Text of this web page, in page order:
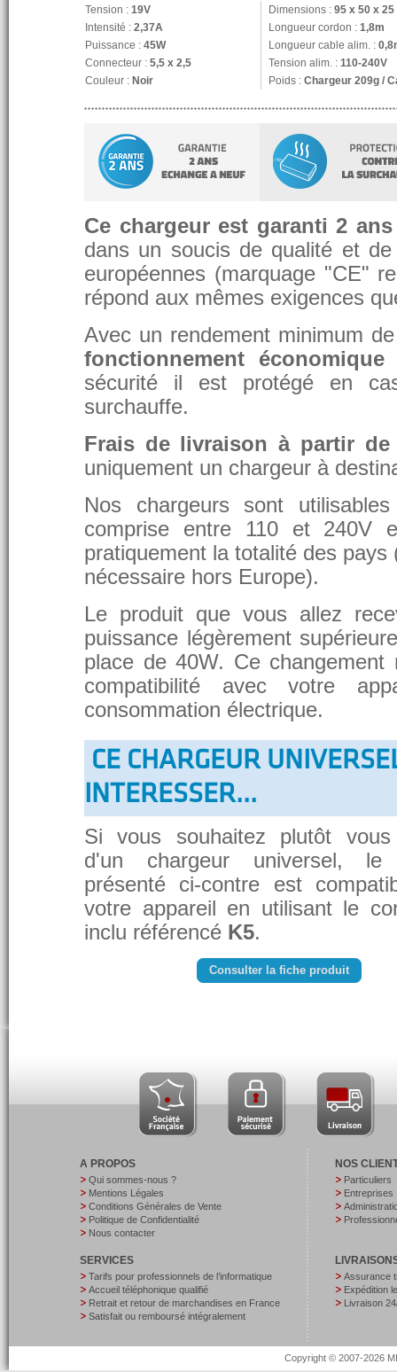
Tension : 19V Dimensions : 95 x 50 x 25
Intensité : 2,37A Longueur cordon : 1,8m
Puissance : 45W Longueur cable alim. :
Connecteur : 5,5 x 2,5 Tension alim. : 110-240V
Couleur : Noir Poids : Chargeur 209g /
Ce chargeur est garanti 2 ans
dans un soucis de qualité et
européennes (marquage "CE"
répond aux mêmes exigences
Avec un rendement minimum
fonctionnement
sécurité il est protégé en
surchauffe.
Frais de livraison à partir de
uniquement un chargeur à
Nos chargeurs sont
comprise entre 110 et 240V
pratiquement la totalité des
nécessaire hors Europe).
Le produit que vous allez
puissance légèrement
place de 40W. Ce
compatibilité avec votre
consommation électrique.
CE CHARGEUR
INTERESSER...
Si vous souhaitez plutôt vous
d'un chargeur universel, le
présenté ci-contre est
votre appareil en utilisant le
inclu référencé K5.
Consulter la fiche produit
A PROPOS
Qui sommes-nous ?
Mentions Légales
Conditions Générales de Vente
Politique de Confidentialité
Nous contacter
SERVICES
Tarifs pour professionnels de l’informatique
Accueil téléphonique qualifié
Retrait et retour de marchandises en France
Satisfait ou remboursé intégralement
NOS
Particuliers
Entreprises
Assurance
Expédition
Livraison
Copyright © 2007-2026